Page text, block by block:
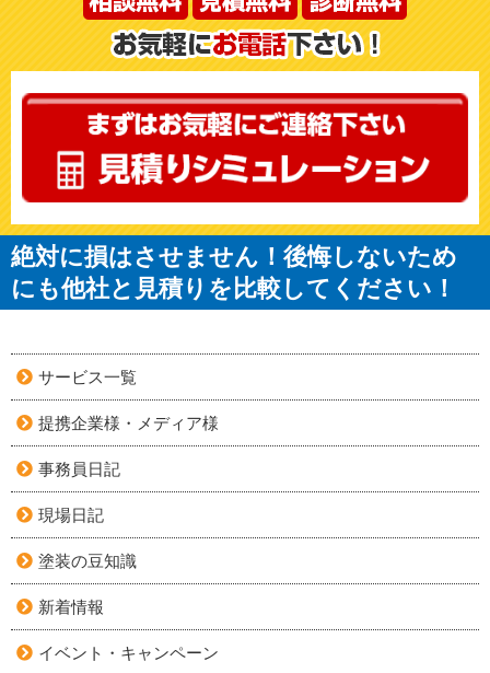
絶対に損はさせません！後悔しないため
にも他社と見積りを比較してください！
サービス一覧
提携企業様・メディア様
事務員日記
現場日記
塗装の豆知識
新着情報
イベント・キャンペーン